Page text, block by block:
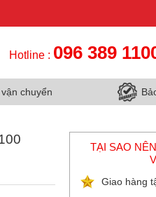
Hotline : 096 389
chuyển
TẠI SAO
Giao hàng